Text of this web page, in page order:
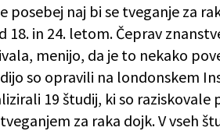
posebej naj bi se tveganje za
18. in 24. letom. Čeprav
menijo, da je to nekako
so opravili na londonskem
19 študij, ki so
za raka dojk. V vseh